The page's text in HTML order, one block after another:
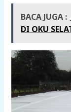
BACA JUGA :
DI OKU